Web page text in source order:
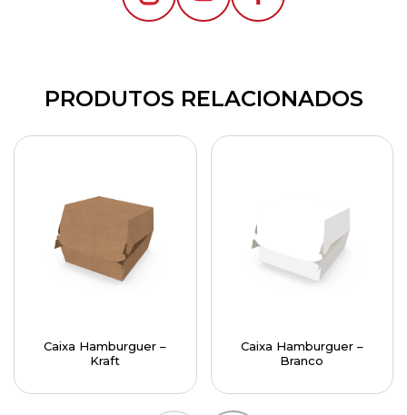
PRODUTOS RELACIONADOS
Caixa Hamburguer –
Kraft
Caixa Hamburguer –
Branco